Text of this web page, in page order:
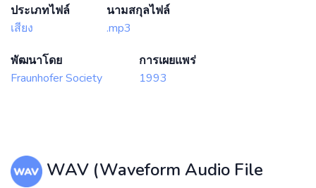
ประเภทไฟล์
เสียง
นามสกุลไฟล์
.mp3
พัฒนาโดย
Fraunhofer Society
การเผยแพร่
1993
WAV (Waveform Audio File